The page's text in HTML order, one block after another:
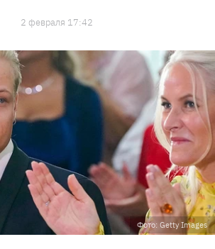
2 февраля 17:42
Фото: Getty Images